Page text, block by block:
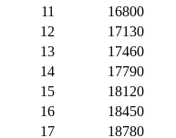
11
16800
12
17130
13
17460
14
17790
15
18120
16
18450
17
18780